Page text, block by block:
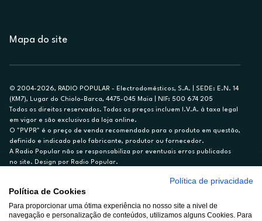
Mapa do site
© 2004-2026, RADIO POPULAR - Electrodomésticos, S.A. | SEDE: E.N. 14
(KM7), Lugar do Chiolo-Barca, 4475-045 Maia | NIF: 500 674 205
Todos os direitos reservados. Todos os preços incluem I.V.A. à taxa legal
em vigor e são exclusivos da loja online.
O "PVPR" é o preço de venda recomendado para o produto em questão,
definido e indicado pelo fabricante, produtor ou fornecedor.
A Radio Popular não se responsabiliza por eventuais erros publicados
no site. Design por Radio Popular.
Ex. para limite de crédito de €1.500, reembolsado em 12 meses, TAN
14,79%.
Crédito sujeito a aprovação pelo Cetelem, marca BNP Paribas Personal
Política de privacidade
Política de Cookies
Para proporcionar uma ótima experiência no nosso site a nivel de
navegação e personalização de conteúdos, utilizamos alguns Cookies. Para